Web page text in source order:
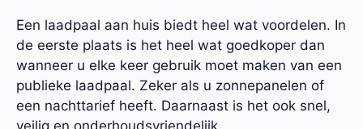
Een laadpaal aan huis biedt heel wat voordelen. In
de eerste plaats is het heel wat goedkoper dan
wanneer u elke keer gebruik moet maken van een
publieke laadpaal. Zeker als u zonnepanelen of
een nachttarief heeft. Daarnaast is het ook snel,